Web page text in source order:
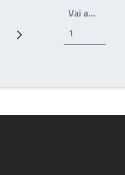
Pagina successiva
Vai a…Scrivi il